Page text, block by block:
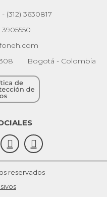
(312) 3630817
3905550
308 Bogotá - Colombia
reservados